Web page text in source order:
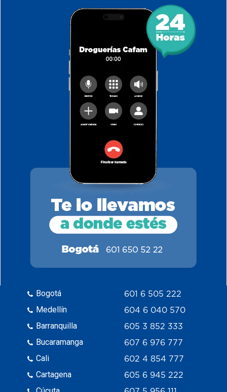
Bogotá
Medellín
Barranquilla
Bucaramanga
Cali
Cartagena
601 6 505 222
604 6 040 570
605 3 852 333
607 6 976 777
602 4 854 777
605 6 945 222